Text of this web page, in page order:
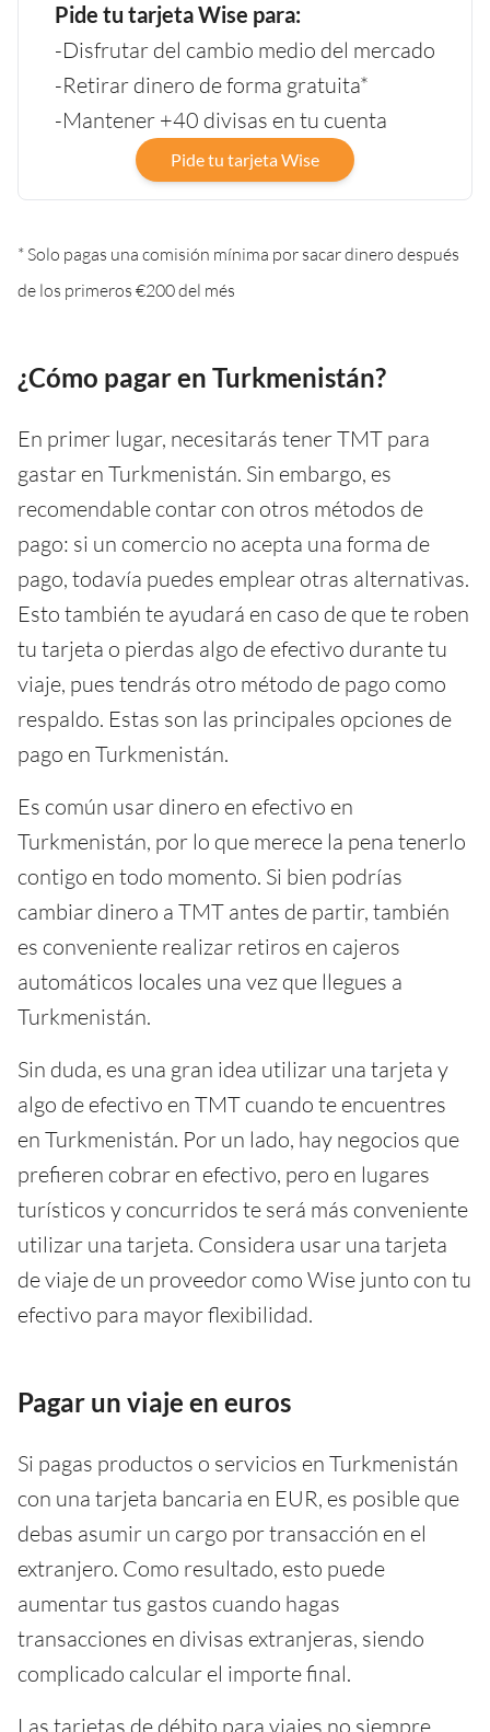
Pide tu tarjeta Wise para:
-Disfrutar del cambio medio del mercado
-Retirar dinero de forma gratuita*
-Mantener +40 divisas en tu cuenta
Pide tu tarjeta Wise
* Solo pagas una comisión mínima por sacar dinero después
de los primeros €200 del més
¿Cómo pagar en Turkmenistán?
En primer lugar, necesitarás tener TMT para
gastar en Turkmenistán. Sin embargo, es
recomendable contar con otros métodos de
pago: si un comercio no acepta una forma de
pago, todavía puedes emplear otras alternativas.
Esto también te ayudará en caso de que te roben
tu tarjeta o pierdas algo de efectivo durante tu
viaje, pues tendrás otro método de pago como
respaldo. Estas son las principales opciones de
pago en Turkmenistán.
Es común usar dinero en efectivo en
Turkmenistán, por lo que merece la pena tenerlo
contigo en todo momento. Si bien podrías
cambiar dinero a TMT antes de partir, también
es conveniente realizar retiros en cajeros
automáticos locales una vez que llegues a
Turkmenistán.
Sin duda, es una gran idea utilizar una tarjeta y
algo de efectivo en TMT cuando te encuentres
en Turkmenistán. Por un lado, hay negocios que
prefieren cobrar en efectivo, pero en lugares
turísticos y concurridos te será más conveniente
utilizar una tarjeta. Considera usar una tarjeta
de viaje de un proveedor como Wise junto con tu
efectivo para mayor flexibilidad.
Pagar un viaje en euros
Si pagas productos o servicios en Turkmenistán
con una tarjeta bancaria en EUR, es posible que
debas asumir un cargo por transacción en el
extranjero. Como resultado, esto puede
aumentar tus gastos cuando hagas
transacciones en divisas extranjeras, siendo
complicado calcular el importe final.
Las tarjetas de débito para viajes no siempre